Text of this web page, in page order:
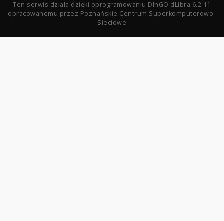
Ten serwis działa dzięki oprogramowaniu DInGO dLibra 6.2.11
opracowanemu przez Poznańskie Centrum Superkomputerowo-
Sieciowe